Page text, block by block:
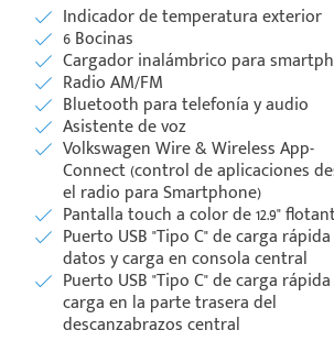
Indicador de temperatura exterior
6 Bocinas
Cargador inalámbrico para
Radio AM/FM
Bluetooth para telefonía y audio
Asistente de voz
Volkswagen Wire & Wireless App-
Connect (control de aplicaciones
el radio para Smartphone)
Pantalla touch a color de 12.9"
Puerto USB "Tipo C" de carga
datos y carga en consola central
Puerto USB "Tipo C" de carga
carga en la parte trasera del
descanzabrazos central